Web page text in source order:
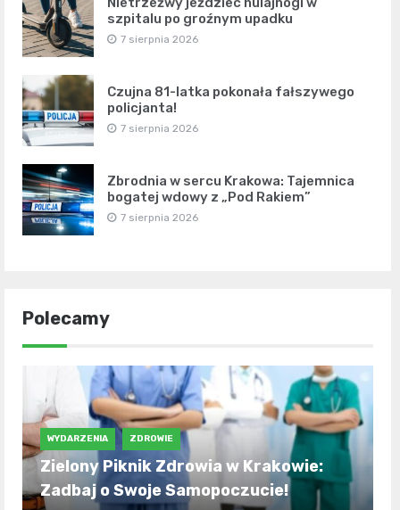
szpitalu po groźnym upadku
7 sierpnia 2026
Czujna 81-latka pokonała fałszywego
policjanta!
7 sierpnia 2026
Zbrodnia w sercu Krakowa: Tajemnica
bogatej wdowy z „Pod Rakiem”
7 sierpnia 2026
Polecamy
WYDARZENIA ZDROWIE
Zielony Piknik Zdrowia w Krakowie:
Zadbaj o Swoje Samopoczucie!